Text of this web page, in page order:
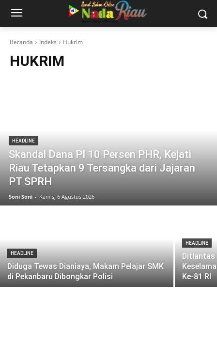
Beranda Indeks Hukrim
HUKRIM
HEADLINE
Skandal Dana PI 10 Persen PHR, Kejati
Riau Tetapkan 9 Tersangka dari Jajaran
PT SPRH
Soni Soni - Kamis, 6 Agustus 2026
HEADLINE
Diduga Tewas Dianiaya, Makam Pelajar SMK
di Pekanbaru Dibongkar Polisi
HEADLINE
Ditlantas
Ke-81 RI